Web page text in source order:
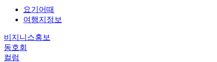
요기어때
여행지정보
비지니스홍보
동호회
컬럼